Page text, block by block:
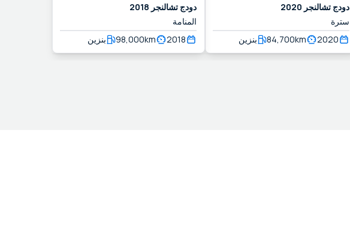
دودج تشالنجر 2020
سترة
2020
84,700km بنزين
دودج تشالنجر 2018
المنامة
2018
98,000km بنزين